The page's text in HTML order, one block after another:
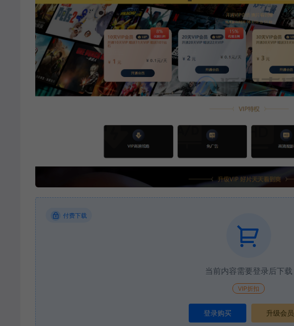
付费下载
当前内容需要登录后下载
VIP折扣
登录购买 升级会员